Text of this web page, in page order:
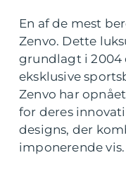
En af de mest
Zenvo. Dette
grundlagt i 2004
eksklusive
Zenvo har
for deres
designs, der
imponerende vis.